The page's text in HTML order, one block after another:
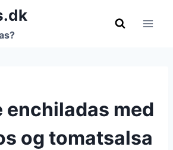
enchiladas med
og tomatsalsa